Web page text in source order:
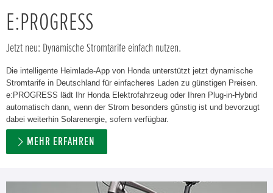
E:PROGRESS
Jetzt neu: Dynamische Stromtarife einfach nutzen.
Die intelligente Heimlade-App von Honda unterstützt jetzt dynamische
Stromtarife in Deutschland für einfacheres Laden zu günstigen Preisen.
e:PROGRESS lädt Ihr Honda Elektrofahrzeug oder Ihren Plug-in-Hybrid
automatisch dann, wenn der Strom besonders günstig ist und bevorzugt
dabei weiterhin Solarenergie, sofern verfügbar.
MEHR ERFAHREN